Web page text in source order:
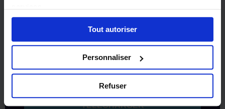
Tout autoriser
Personnaliser
Refuser